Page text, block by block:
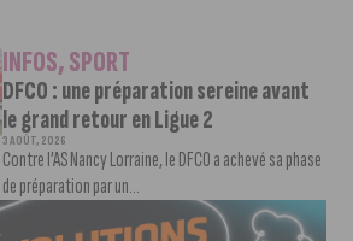
INFOS,SPORT
DFCO : une préparation sereine avant
le grand retour en Ligue 2
3 AOÛT, 2026
Contre l’AS Nancy Lorraine, le DFCO a achevé sa phase
de préparation par un...